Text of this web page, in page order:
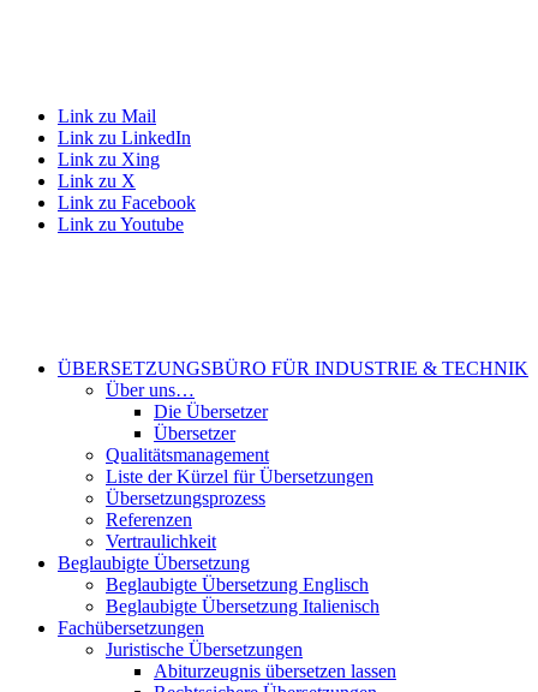
Link zu Mail
Link zu LinkedIn
Link zu Xing
Link zu X
Link zu Facebook
Link zu Youtube
ÜBERSETZUNGSBÜRO FÜR INDUSTRIE & TECHNIK
Über uns…
Die Übersetzer
Übersetzer
Qualitätsmanagement
Liste der Kürzel für Übersetzungen
Übersetzungsprozess
Referenzen
Vertraulichkeit
Beglaubigte Übersetzung
Beglaubigte Übersetzung Englisch
Beglaubigte Übersetzung Italienisch
Fachübersetzungen
Juristische Übersetzungen
Abiturzeugnis übersetzen lassen